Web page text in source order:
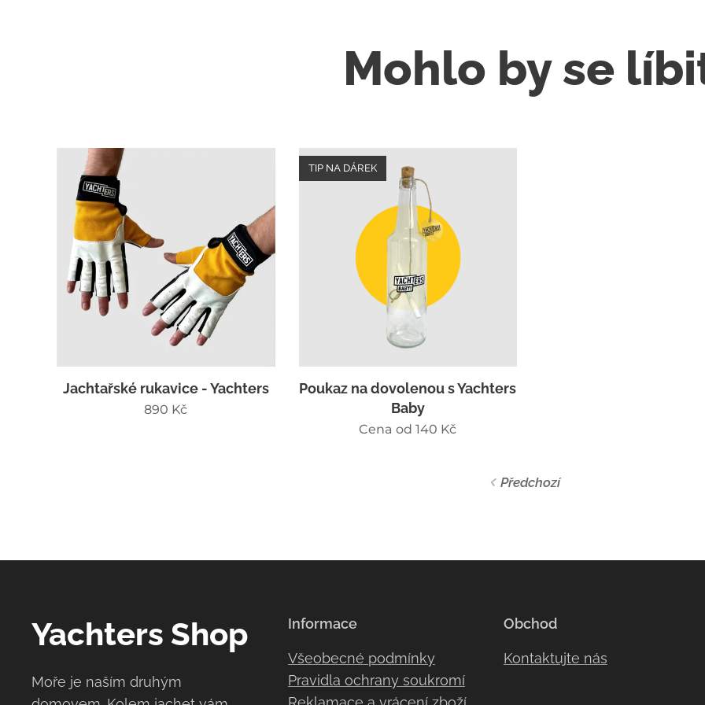
Mohlo by se
Jachtařské rukavice - Yachters
890 Kč
Poukaz na dovolenou s Yachters
Baby
TIP NA DÁREK
Cena od140 Kč
Předchozí
Yachters Shop
Moře je naším druhým
Informace
Všeobecné podmínky
Pravidla ochrany soukromí
Obchod
Kontaktujte nás